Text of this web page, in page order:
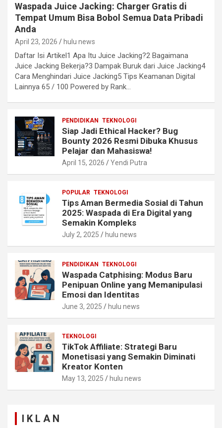
Waspada Juice Jacking: Charger Gratis di
Tempat Umum Bisa Bobol Semua Data Pribadi
Anda
April 23, 2026 hulu news
Daftar Isi Artikel1 Apa Itu Juice Jacking?2 Bagaimana
Juice Jacking Bekerja?3 Dampak Buruk dari Juice Jacking4
Cara Menghindari Juice Jacking5 Tips Keamanan Digital
Lainnya 65 / 100 Powered by Rank…
PENDIDIKAN TEKNOLOGI
Siap Jadi Ethical Hacker? Bug
Bounty 2026 Resmi Dibuka Khusus
Pelajar dan Mahasiswa!
April 15, 2026 Yendi Putra
POPULAR TEKNOLOGI
Tips Aman Bermedia Sosial di Tahun
2025: Waspada di Era Digital yang
Semakin Kompleks
July 2, 2025 hulu news
PENDIDIKAN TEKNOLOGI
Waspada Catphising: Modus Baru
Penipuan Online yang Memanipulasi
Emosi dan Identitas
June 3, 2025 hulu news
TEKNOLOGI
TikTok Affiliate: Strategi Baru
Monetisasi yang Semakin Diminati
Kreator Konten
May 13, 2025 hulu news
I K L A N